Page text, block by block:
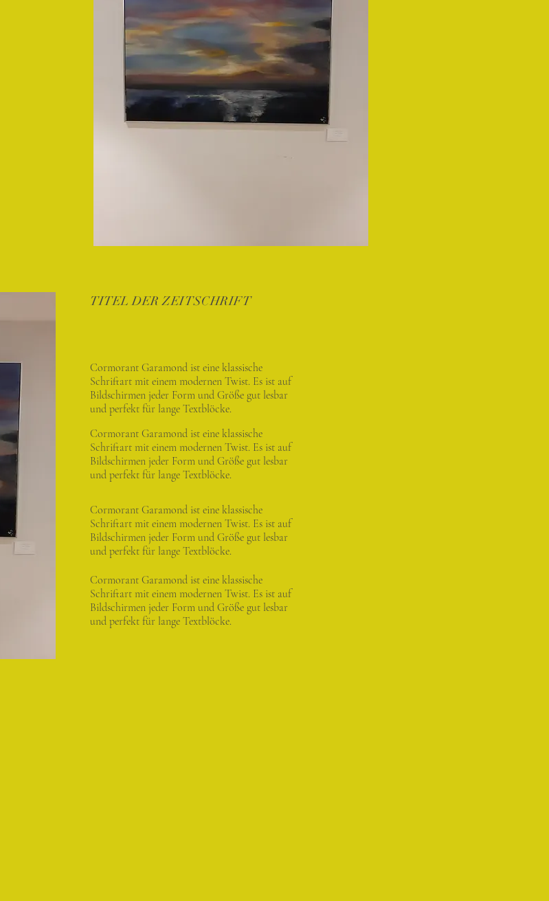
TITEL DER ZEITSCHRIFT
Cormorant Garamond ist eine klassische
Schriftart mit einem modernen Twist. Es ist auf
Bildschirmen jeder Form und Größe gut lesbar
und perfekt für lange Textblöcke.
Cormorant Garamond ist eine klassische
Schriftart mit einem modernen Twist. Es ist auf
Bildschirmen jeder Form und Größe gut lesbar
und perfekt für lange Textblöcke.
Cormorant Garamond ist eine klassische
Schriftart mit einem modernen Twist. Es ist auf
Bildschirmen jeder Form und Größe gut lesbar
und perfekt für lange Textblöcke.
Cormorant Garamond ist eine klassische
Schriftart mit einem modernen Twist. Es ist auf
Bildschirmen jeder Form und Größe gut lesbar
und perfekt für lange Textblöcke.